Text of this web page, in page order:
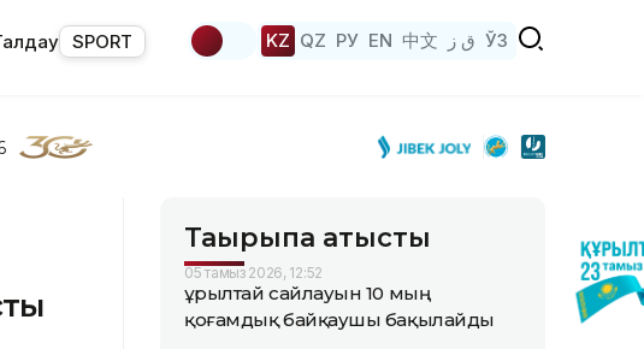
SPORT KZ QZ РУ EN 中文 ق ز ЎЗ
Тақырыпқа қатысты
05 тамыз 2026, 12:52
Құрылтай сайлауын 10 мың
қоғамдық байқаушы бақылайды